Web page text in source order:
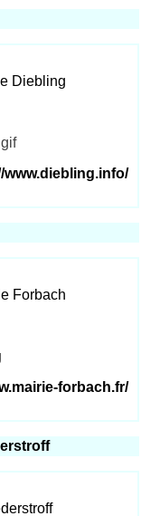
Diebling
www.diebling.info/
Forbach
forbach.fr/